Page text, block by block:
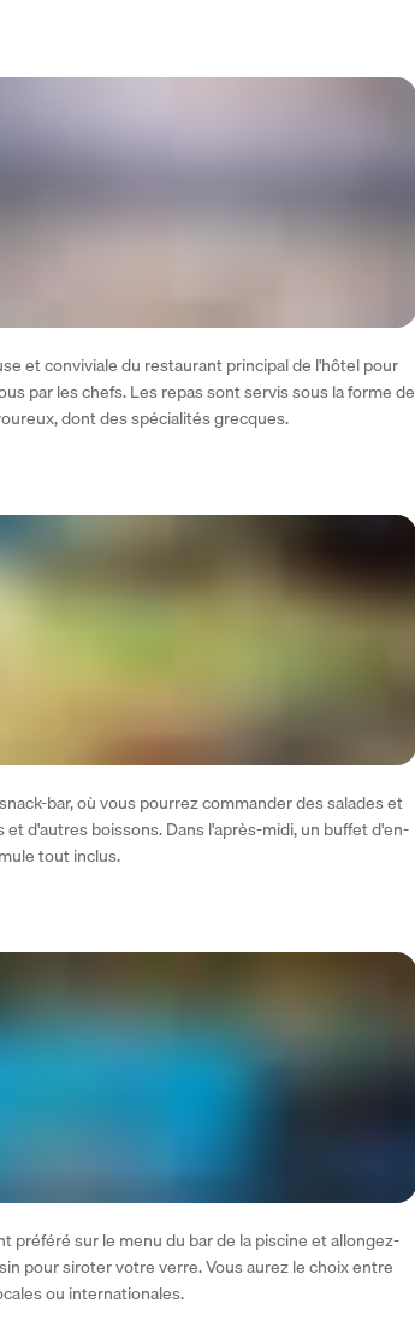
et conviviale du restaurant principal de l'hôtel pour
par les chefs. Les repas sont servis sous la forme de
dont des spécialités grecques.
bar, où vous pourrez commander des salades et
et d'autres boissons. Dans l'après-midi, un buffet d'en-
tout inclus.
préféré sur le menu du bar de la piscine et allongez-
pour siroter votre verre. Vous aurez le choix entre
ou internationales.